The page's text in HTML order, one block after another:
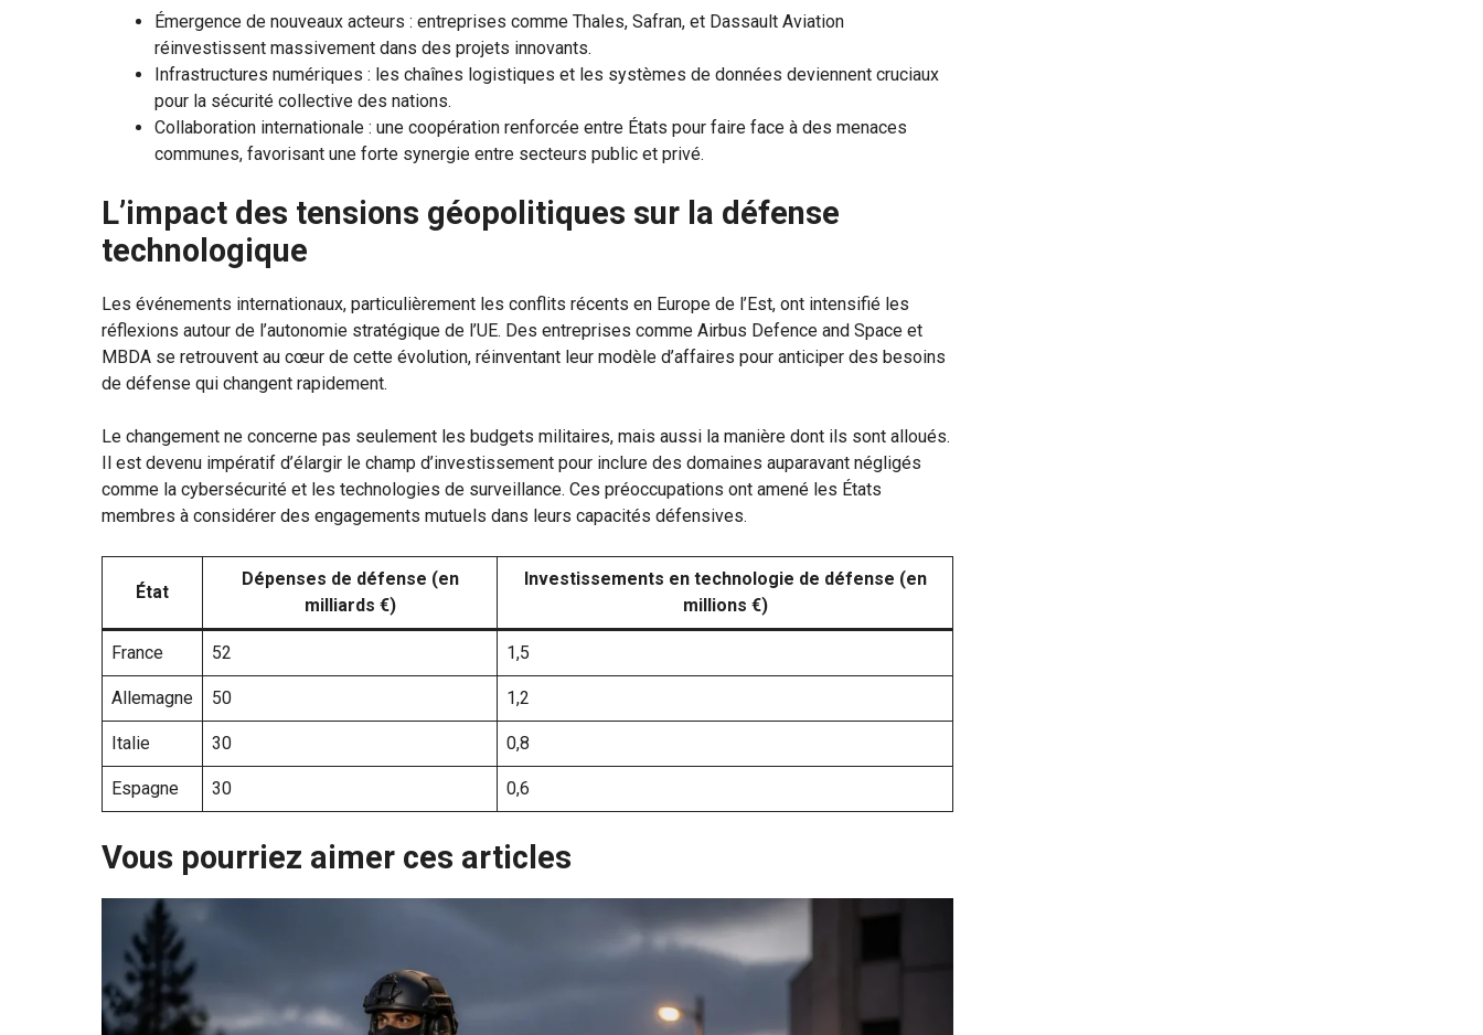
Émergence de nouveaux acteurs : entreprises comme Thales, Safran, et Dassault Aviation
réinvestissent massivement dans des projets innovants.
Infrastructures numériques : les chaînes logistiques et les systèmes de données deviennent cruciaux
pour la sécurité collective des nations.
Collaboration internationale : une coopération renforcée entre États pour faire face à des menaces
communes, favorisant une forte synergie entre secteurs public et privé.
L’impact des tensions géopolitiques sur la défense
technologique
Les événements internationaux, particulièrement les conflits récents en Europe de l’Est, ont intensifié les
réflexions autour de l’autonomie stratégique de l’UE. Des entreprises comme Airbus Defence and Space et
MBDA se retrouvent au cœur de cette évolution, réinventant leur modèle d’affaires pour anticiper des besoins
de défense qui changent rapidement.
Le changement ne concerne pas seulement les budgets militaires, mais aussi la manière dont ils sont alloués.
Il est devenu impératif d’élargir le champ d’investissement pour inclure des domaines auparavant négligés
comme la cybersécurité et les technologies de surveillance. Ces préoccupations ont amené les États
membres à considérer des engagements mutuels dans leurs capacités défensives.
État
Dépenses de défense (en
milliards €)
Investissements en technologie de défense (en
millions €)
France 52 1,5
Allemagne 50 1,2
Italie 30 0,8
Espagne 30 0,6
Vous pourriez aimer ces articles